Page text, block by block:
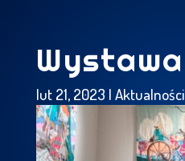
Wystawa
lut 21, 2023 | Aktualności